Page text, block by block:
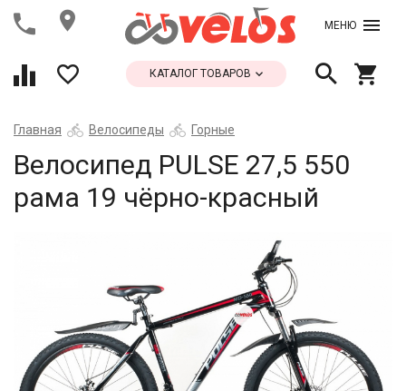
МЕНЮ
КАТАЛОГ ТОВАРОВ
Главная Велосипеды Горные
Велосипед PULSE 27,5 550
рама 19 чёрно-красный